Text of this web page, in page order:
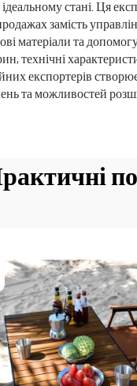
стані. Ця
замість
матеріали та
технічні
експортерів
та можливостей